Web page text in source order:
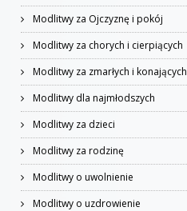
Modlitwy za Ojczyznę i pokój
Modlitwy za chorych i cierpiących
Modlitwy za zmarłych i konających
Modlitwy dla najmłodszych
Modlitwy za dzieci
Modlitwy za rodzinę
Modlitwy o uwolnienie
Modlitwy o uzdrowienie